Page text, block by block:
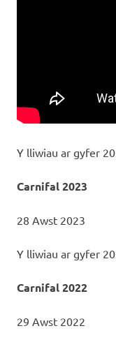
Y lliwiau ar gyfer
Carnifal 2023
28 Awst 2023
Y lliwiau ar gyfer
Carnifal 2022
29 Awst 2022